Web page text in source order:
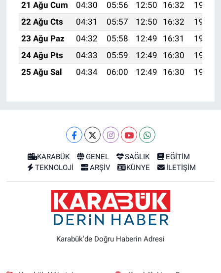
21 Ağu Cum
04:30 05:56 12:50 16:32
19:33
22 Ağu Cts
04:31 05:57 12:50 16:32
19:32
23 Ağu Paz
04:32 05:58 12:49 16:31
19:31
24 Ağu Pts
04:33 05:59 12:49 16:30
19:29
25 Ağu Sal
04:34 06:00 12:49 16:30 19:28
KARABÜK GENEL SAĞLIK
EĞİTİM
TEKNOLOJİ
ARŞİV KÜNYE İLETİŞİM
Karabük'de Doğru Haberin Adresi